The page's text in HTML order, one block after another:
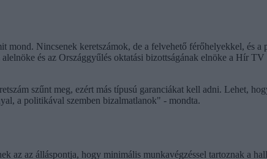
Nincsenek keretszámok, de a felvehető férőhelyekkel, és
és az Országgyűlés oktatási bizottságának elnöke a Hír TV
szűnt meg, ezért más típusú garanciákat kell adni. Lehet,
a politikával szemben bizalmatlanok" - mondta.
az az álláspontja, hogy minimális munkavégzéssel tartoznak a